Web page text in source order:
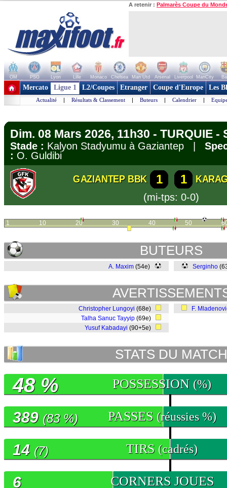
A retenir : Palmarès Coupe du
OM PSG Lyon Lille Monaco Chelsea Man Utd Arsenal Liverpool ManCity
+ de clubs
Mercato Ligue 1 L2/Coupes Etranger Coupe d'Europe Les
Actualité | Résultats & Classement | Buteurs | Calendrier |
Dim. 08 Mars 2026, 11h30 - TURQUIE -
Stade : Kalyon Stadyumu à Gaziantep |
: O. Guldibi
GAZIANTEP BBK 1 1
(mi-tps: 0-0)
1 10 20 30 40 50
BUTEURS
A. Maxim (54e) Serginho
Christopher Lungoyi (68e)
Talha Sanuc Tayyip (69e)
Yusuf Kabadayi (90+5e)
F.
STATS DU MATCH
POSSESSION (%)
48 %
PASSES (réussies %)
389 (83 %)
TIRS (cadrés)
14 (7)
CORNERS JOUES
6